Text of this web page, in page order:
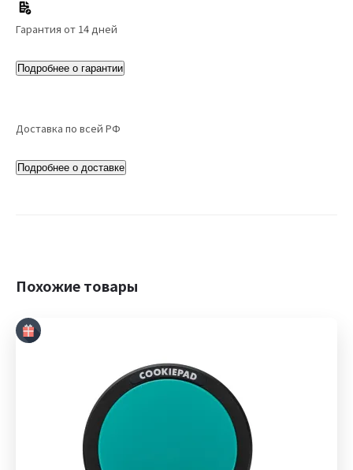
Гарантия от 14 дней
Подробнее о гарантии
Доставка по всей РФ
Подробнее о доставке
Похожие товары